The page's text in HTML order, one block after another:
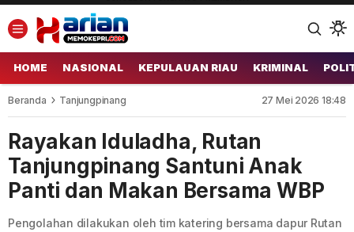
HOME NASIONAL KEPULAUAN RIAU KRIMINAL
Beranda Tanjungpinang 27 Mei 2026 18:48
Rayakan Iduladha, Rutan
Tanjungpinang Santuni Anak
Panti dan Makan Bersama WBP
Pengolahan dilakukan oleh tim katering bersama dapur Rutan